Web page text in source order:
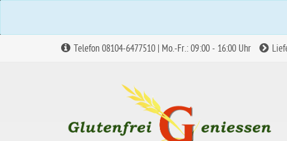
Telefon 08104-6477510 | Mo.-Fr.: 09:00 - 16:00 Uhr